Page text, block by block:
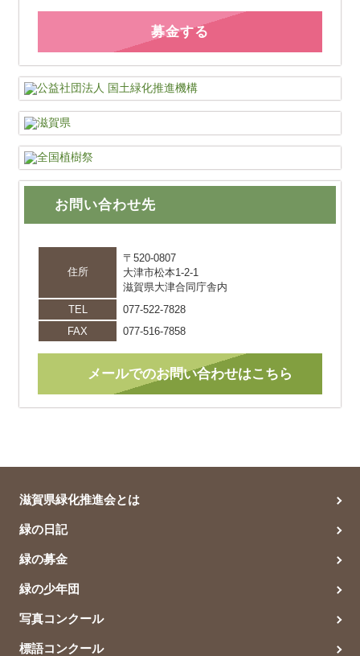
募金する
お問い合わせ先
住所
〒520-0807
大津市松本1-2-1
滋賀県大津合同庁舎内
TEL
077-522-7828
FAX
077-516-7858
メールでのお問い合わせはこちら
滋賀県緑化推進会とは
緑の日記
緑の募金
緑の少年団
写真コンクール
標語コンクール